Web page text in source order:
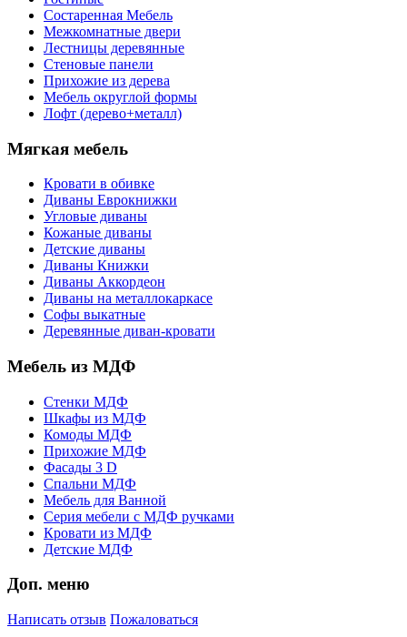
Состаренная Мебель
Межкомнатные двери
Лестницы деревянные
Стеновые панели
Прихожие из дерева
Мебель округлой формы
Лофт (дерево+металл)
Мягкая мебель
Кровати в обивке
Диваны Еврокнижки
Угловые диваны
Кожаные диваны
Детские диваны
Диваны Книжки
Диваны Аккордеон
Диваны на металлокаркасе
Софы выкатные
Деревянные диван-кровати
Мебель из МДФ
Стенки МДФ
Шкафы из МДФ
Комоды МДФ
Прихожие МДФ
Фасады 3 D
Спальни МДФ
Мебель для Ванной
Серия мебели с МДФ ручками
Кровати из МДФ
Детские МДФ
Доп. меню
Написать отзыв Пожаловаться